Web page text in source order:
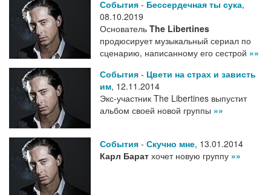
События - Бессердечная ты сука,
08.10.2019
Основатель The Libertines
продюсирует музыкальный сериал по
сценарию, написанному его сестрой »»
События - Цвети на страх и зависть
им, 12.11.2014
Экс-участник The Libertines выпустит
альбом своей новой группы »»
События - Скучно мне, 13.01.2014
Карл Барат хочет новую группу »»